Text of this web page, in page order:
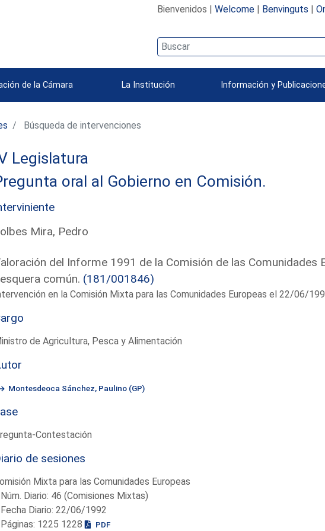
Bienvenidos | Welcome| Benvinguts |
de la Cámara La Institución Información y
Búsqueda de intervenciones
Legislatura
oral al Gobierno en Comisión.
Mira, Pedro
del Informe 1991 de la Comisión de las Comunidades
común. (181/001846)
en la Comisión Mixta para las Comunidades Europeas el 22/06/
de Agricultura, Pesca y Alimentación
Montesdeoca Sánchez, Paulino (GP)
Contestación
de sesiones
Mixta para las Comunidades Europeas
Diario: 46 (Comisiones Mixtas)
Diario: 22/06/1992
1225 1228
PDF